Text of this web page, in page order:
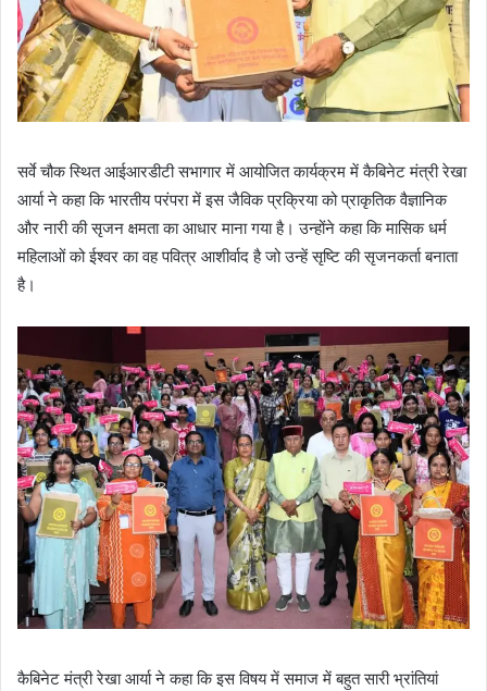
सर्वे चौक स्थित आईआरडीटी सभागार में आयोजित कार्यक्रम में कैबिनेट मंत्री रेखा
आर्या ने कहा कि भारतीय परंपरा में इस जैविक प्रक्रिया को प्राकृतिक वैज्ञानिक
और नारी की सृजन क्षमता का आधार माना गया है। उन्होंने कहा कि मासिक धर्म
महिलाओं को ईश्वर का वह पवित्र आशीर्वाद है जो उन्हें सृष्टि की सृजनकर्ता बनाता
है।
कैबिनेट मंत्री रेखा आर्या ने कहा कि इस विषय में समाज में बहुत सारी भ्रांतियां